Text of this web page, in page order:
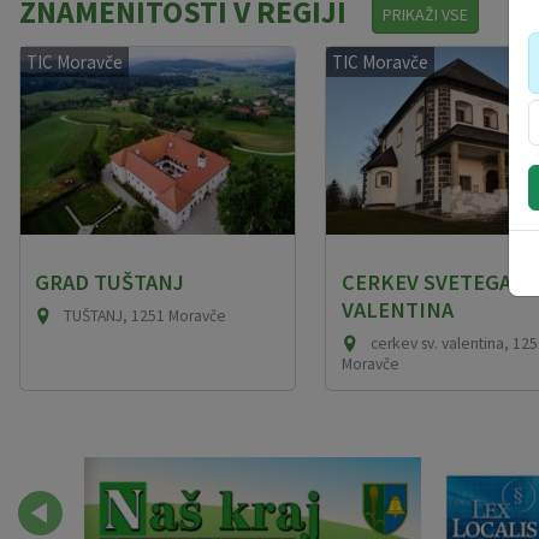
ZNAMENITOSTI V REGIJI PRIKAŽI VSE
TIC Moravče
GRAD TUŠTANJ
TUŠTANJ, 1251 Moravče
TIC Moravče
CERKEV SVETEGA
VALENTINA
cerkev sv. valentina,
Moravče